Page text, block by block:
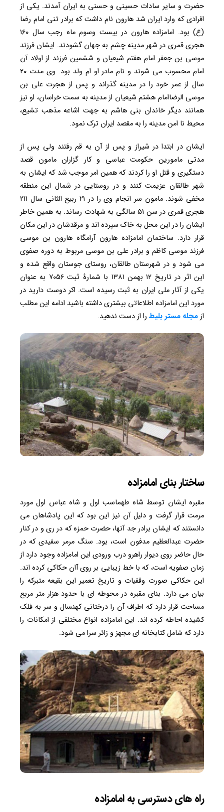
حضرت و سایر سادات حسینى و حسنى به ایران آمدند. یکی از
افرادی که وارد ایران شد هارون نام داشت که برادر تنی امام رضا
(ع) بود. امامزاده هارون در بیست وسوم ماه رجب سال ۱۶۰
هجری قمری در شهر مدینه چشم به جهان گشودند. ایشان فرزند
موسی بن جعفر امام هفتم شیعیان و ششمین فرزند از اولاد آن
امام محسوب می شوند و نام مادر او ام ولد بود. وی مدت ۲۰
سال از عمر خود را در مدینه گذراند و پس از هجرت علی بن
موسی الرضاامام هشتم شیعیان از مدینه به سمت خراسان، او نیز
همانند دیگر خاندان بنی هاشم به جهت اشاعه مذهب تشیع،
محیط نا امن مدینه را به مقصد ایران ترک نمود.
ایشان در ابتدا در شیراز و پس از آن به قم رفتند ولی پس از
مدتی مامورین حکومت عباسی و کار گزاران مامون قصد
دستگیری و قتل او را کردند که همین امر موجب شد که ایشان به
شهر طالقان عزیمت کنند و در روستایی در شمال این منطقه
مخفی شوند. مامون سر انجام وی را در ۲۱ ربیع الثانی سال ۲۱۱
هجری قمری در سن ۵۱ سالگی به شهادت رساند. به همین خاطر
ایشان را در این محل به خاک سپرده اند و مرقدشان در این مکان
قرار دارد. ساختمان امامزاده هارون آرامگاه هارون بن موسی
فرزند موسی کاظم و برادر علی بن موسی مربوط به دوره صفوی
می شود و در شهرستان طالقان، روستای جوستان واقع شده و
این اثر در تاریخ ۱۲ بهمن ۱۳۸۱ با شمارهٔ ثبت ۷۰۵۶ به‌ عنوان
یکی از آثار ملی ایران به ثبت رسیده است. اکر دوست دارید در
مورد این امامزاده اطلاعاتی بیشتری داشته باشید ادامه این مطلب
ازمجله مستر بلیط را از دست ندهید.
ساختار بنای امامزاده
مقبره ایشان توسط شاه طهماسب اول و شاه عباس اول مورد
مرمت قرار گرفت و دلیل آن نیز این بود که این پادشاهان می
دانستند که ایشان برادر جد آنها، حضرت حمزه که در ری و در کنار
حضرت عبدالعظیم مدفون است، بود. سنگ مرمر سفیدی که در
حال حاضر روی دیوار راهرو درب ورودی این امامزاده وجود دارد از
زمان صفویه است، که با خط زیبایی بر روی آان حکاکی کرده اند.
این حکاکی صورت وقفیات و تاریخ تعمیر این بقیعه متبرکه را
بیان می دارد. بنای مقبره در محوطه ای با حدود هزار متر مربع
مساحت قرار دارد که اطراف آن را درختانی کهنسال و سر به فلک
کشیده احاطه کرده اند. این امامزاده انواع مختلفی از امکانات را
دارد که شامل کتابخانه ای مجهز و زائر سرا می شود.
راه های دسترسی به امامزاده